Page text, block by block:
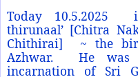
Today 10.5.2025
thirunaal’ [Chitra
Chithirai] ~ the
Azhwar. He was
incarnation of Sri